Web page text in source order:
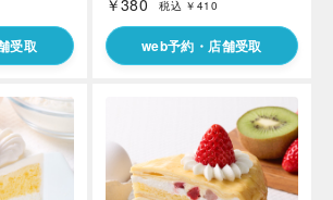
受取
￥380 税込 ￥410
web予約・店舗受取